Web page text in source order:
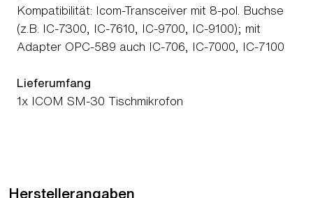
Kompatibilität: Icom-Transceiver mit 8-pol. Buchse
(z.B. IC-7300, IC-7610, IC-9700, IC-9100); mit
Adapter OPC-589 auch IC-706, IC-7000, IC-7100
Lieferumfang
1x ICOM SM-30 Tischmikrofon
Herstellerangaben